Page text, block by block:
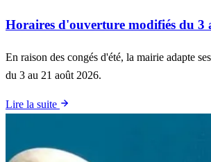
Horaires d'ouverture modifiés du 3
En raison des congés d'été, la mairie adapte
du 3 au 21 août 2026.
Lire la suite